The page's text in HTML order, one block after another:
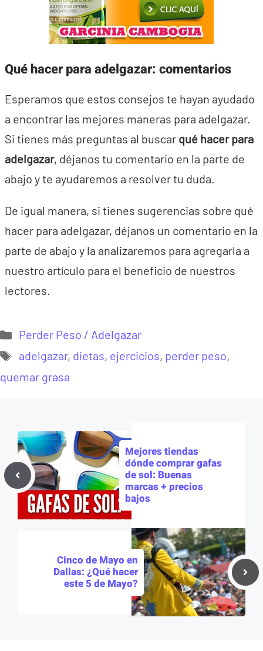
Qué hacer para adelgazar: comentarios
Esperamos que estos consejos te hayan ayudado
a encontrar las mejores maneras para adelgazar.
Si tienes más preguntas al buscar qué hacer para
adelgazar, déjanos tu comentario en la parte de
abajo y te ayudaremos a resolver tu duda.
De igual manera, si tienes sugerencias sobre qué
hacer para adelgazar, déjanos un comentario en la
parte de abajo y la analizaremos para agregarla a
nuestro artículo para el beneficio de nuestros
lectores.
Categorías
Perder Peso / Adelgazar
Etiquetas
adelgazar, dietas, ejercicios, perder peso,
quemar grasa
Mejores tiendas
dónde comprar gafas
de sol: Buenas
marcas + precios
bajos
Cinco de Mayo en
Dallas: ¿Qué hacer
este 5 de Mayo?